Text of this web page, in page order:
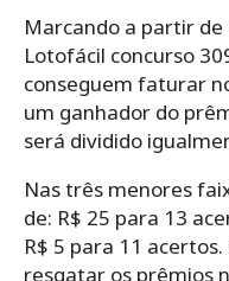
Marcando a partir
Lotofácil concurso
conseguem faturar
um ganhador do
será dividido
Nas três menores
de: R$ 25 para 13
R$ 5 para 11
resgatar os prêmios